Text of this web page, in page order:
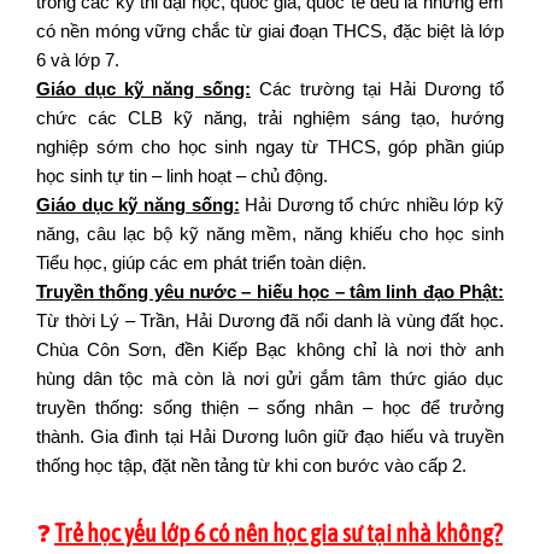
có nền móng vững chắc từ giai đoạn THCS, đặc biệt là lớp
6 và lớp 7.
Giáo dục kỹ năng sống: Các trường tại Hải Dương tổ
chức các CLB kỹ năng, trải nghiệm sáng tạo, hướng
nghiệp sớm cho học sinh ngay từ THCS, góp phần giúp
học sinh tự tin – linh hoạt – chủ động.
Giáo dục kỹnăngsống: Hải Dươngtổ chức nhiềulớp kỹ
năng, câu lạc bộkỹ năng mềm, năng khiếu cho họcsinh
Tiểu học, giúp các em phát triển toàn diện.
Truyền thống yêu nước – hiếu học – tâm linh đạo Phật:
Từ thời Lý – Trần, Hải Dương đã nổi danh là vùng đất học.
Chùa Côn Sơn, đền Kiếp Bạc không chỉ là nơi thờ anh
hùng dân tộc mà còn là nơi gửi gắm tâm thức giáo dục
truyền thống: sống thiện – sống nhân – học để trưởng
thành. Gia đình tại Hải Dương luôn giữ đạo hiếu và truyền
thống học tập, đặt nền tảng từ khi con bước vào cấp 2.
❓Trẻ học yếu lớp 6 có nên học gia sư tại nhà không?